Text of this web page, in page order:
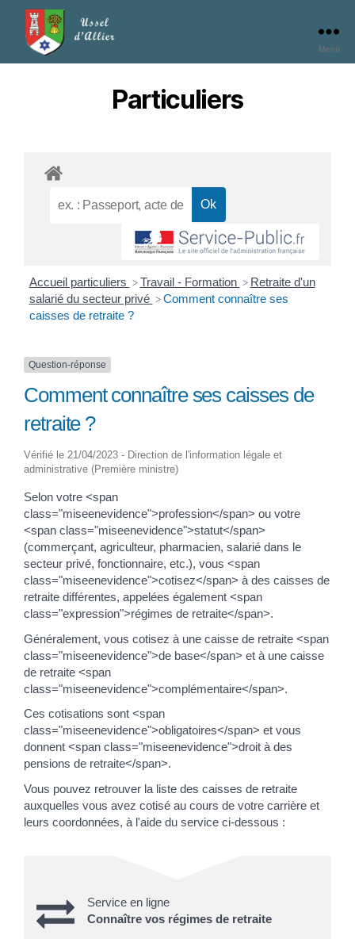
Menu
Particuliers
Accueil particuliers > Travail - Formation > Retraite d'un
salarié du secteur privé > Comment connaître ses
caisses de retraite ?
Question-réponse
Comment connaître ses caisses de
retraite ?
Vérifié le 21/04/2023 - Direction de l'information légale et
administrative (Première ministre)
Selon votre <span
class="miseenevidence">profession</span> ou votre
<span class="miseenevidence">statut</span>
(commerçant, agriculteur, pharmacien, salarié dans le
secteur privé, fonctionnaire, etc.), vous <span
class="miseenevidence">cotisez</span> à des caisses de
retraite différentes, appelées également <span
class="expression">régimes de retraite</span>.
Généralement, vous cotisez à une caisse de retraite <span
class="miseenevidence">de base</span> et à une caisse
de retraite <span
class="miseenevidence">complémentaire</span>.
Ces cotisations sont <span
class="miseenevidence">obligatoires</span> et vous
donnent <span class="miseenevidence">droit à des
pensions de retraite</span>.
Vous pouvez retrouver la liste des caisses de retraite
auxquelles vous avez cotisé au cours de votre carrière et
leurs coordonnées, à l'aide du service ci-dessous :
Service en ligne
Connaître vos régimes de retraite